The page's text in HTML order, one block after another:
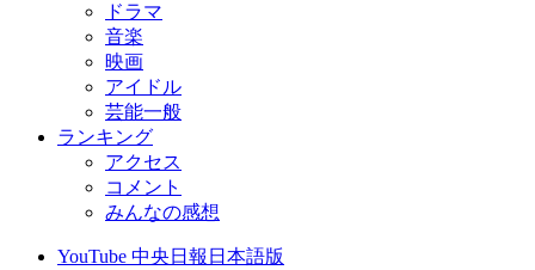
ドラマ
音楽
映画
アイドル
芸能一般
ランキング
アクセス
コメント
みんなの感想
YouTube 中央日報日本語版